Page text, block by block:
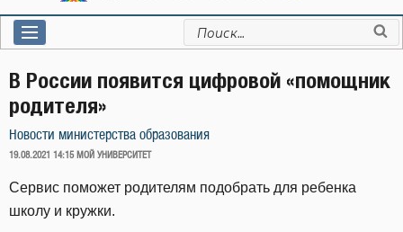
Искать:
В России появится цифровой «помощник
родителя»
Новости министерства образования
ОПУБЛИКОВАНО
19.08.2021 14:15 МОЙ УНИВЕРСИТЕТ
Сервис поможет родителям подобрать для ребенка
школу и кружки.